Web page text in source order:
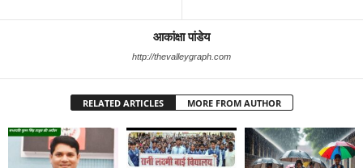
आकांक्षा पांडेय
http://thevalleygraph.com
RELATED ARTICLES MORE FROM AUTHOR